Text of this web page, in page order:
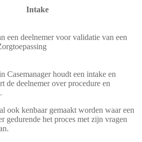
Intake
een deelnemer voor validatie van een
Casemanager houdt een intake en
de deelnemer over procedure en
ook kenbaar gemaakt worden waar een
gedurende het proces met zijn vragen